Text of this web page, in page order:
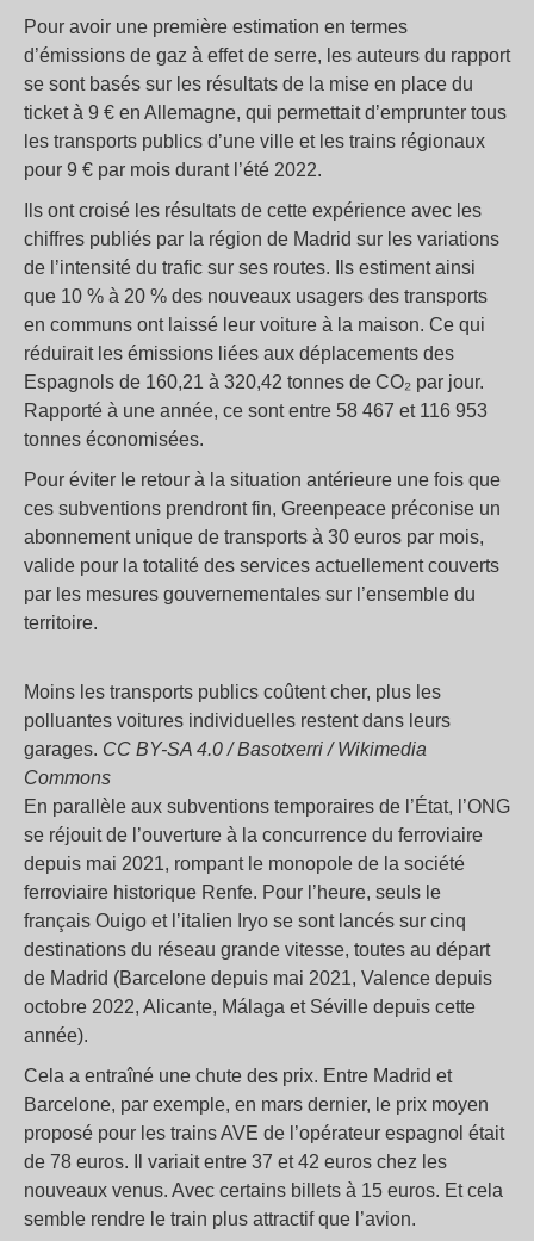
Pour avoir une première estimation en termes
d’émissions de gaz à effet de serre, les auteurs du rapport
se sont basés sur les résultats de la mise en place du
ticket à 9 € en Allemagne, qui permettait d’emprunter tous
les transports publics d’une ville et les trains régionaux
pour 9 € par mois durant l’été 2022.
Ils ont croisé les résultats de cette expérience avec les
chiffres publiés par la région de Madrid sur les variations
de l’intensité du trafic sur ses routes. Ils estiment ainsi
que 10 % à 20 % des nouveaux usagers des transports
en communs ont laissé leur voiture à la maison. Ce qui
réduirait les émissions liées aux déplacements des
Espagnols de 160,21 à 320,42 tonnes de CO₂ par jour.
Rapporté à une année, ce sont entre 58 467 et 116 953
tonnes économisées.
Pour éviter le retour à la situation antérieure une fois que
ces subventions prendront fin, Greenpeace préconise un
abonnement unique de transports à 30 euros par mois,
valide pour la totalité des services actuellement couverts
par les mesures gouvernementales sur l’ensemble du
territoire.
Moins les transports publics coûtent cher, plus les
polluantes voitures individuelles restent dans leurs
garages. CC BY-SA 4.0 / Basotxerri / Wikimedia
Commons
En parallèle aux subventions temporaires de l’État, l’ONG
se réjouit de l’ouverture à la concurrence du ferroviaire
depuis mai 2021, rompant le monopole de la société
ferroviaire historique Renfe. Pour l’heure, seuls le
français Ouigo et l’italien Iryo se sont lancés sur cinq
destinations du réseau grande vitesse, toutes au départ
de Madrid (Barcelone depuis mai 2021, Valence depuis
octobre 2022, Alicante, Málaga et Séville depuis cette
année).
Cela a entraîné une chute des prix. Entre Madrid et
Barcelone, par exemple, en mars dernier, le prix moyen
proposé pour les trains AVE de l’opérateur espagnol était
de 78 euros. Il variait entre 37 et 42 euros chez les
nouveaux venus. Avec certains billets à 15 euros. Et cela
semble rendre le train plus attractif que l’avion.